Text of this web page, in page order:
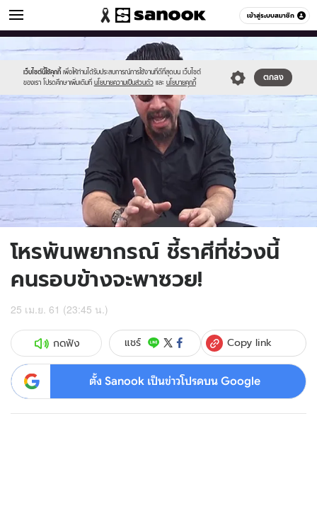
เข้าสู่ระบบสมาชิก
ดูดวง หมวดอื่นๆ
เว็บไซต์นี้ใช้คุกกี้ เพื่อให้ท่านได้รับประสบการณ์การใช้งานที่ดีที่สุดบน เว็บไซต์
ของเรา โปรดศึกษาเพิ่มเติมที่ นโยบายความเป็นส่วนตัว และ นโยบายคุกกี้
ตกลง
//s.isanook.com/sr/0/images/logo-
sanook.png
//s.isanook.com/ho/0/ud/27/138127/hh.jpg
โหรพันพยากรณ์ ชี้ราศีที่ช่วงนี้
คนรอบข้างจะพาซวย!
25 เม.ย. 61 (23:45 น.)
กดฟัง แชร์ Copy link
ตั้ง Sanook เป็นข่าวโปรดบน Google